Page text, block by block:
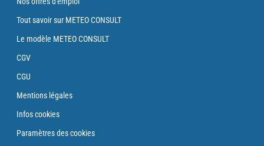
Tout savoir sur METEO CONSULT
Le modèle METEO CONSULT
CGV
CGU
Mentions légales
Infos cookies
Paramètres des cookies